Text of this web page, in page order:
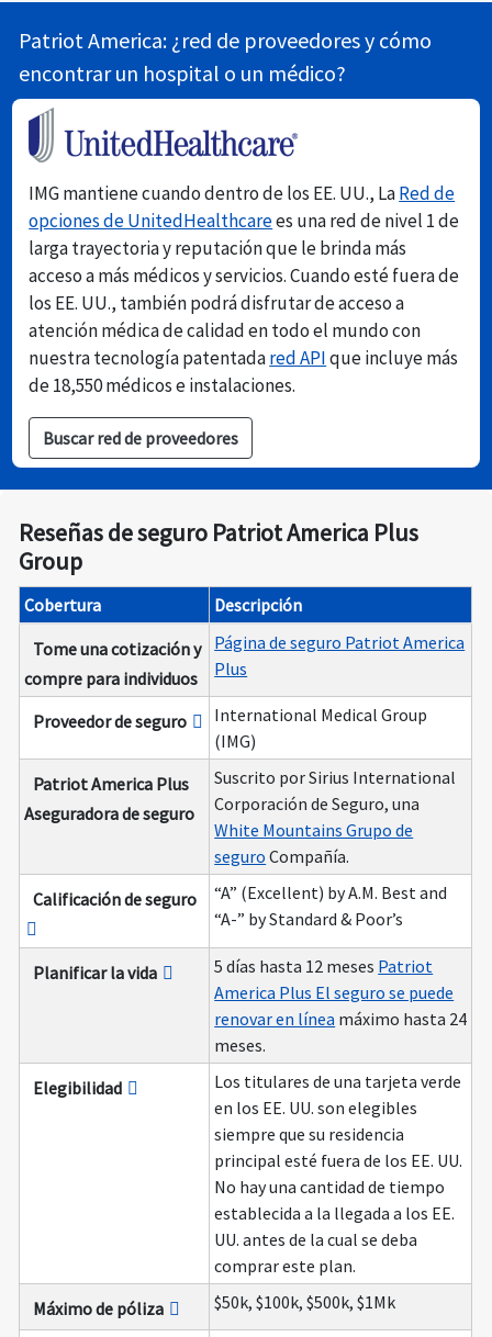
Patriot America: ¿red de proveedores y cómo
encontrar un hospital o un médico?
IMG mantiene cuando dentro de los EE. UU., LaRed de
opciones de UnitedHealthcarees una red de nivel 1 de
larga trayectoria y reputación que le brinda más
acceso a más médicos y servicios. Cuando esté fuera de
los EE. UU., también podrá disfrutar de acceso a
atención médica de calidad en todo el mundo con
nuestra tecnología patentadared APIque incluye más
de 18,550 médicos e instalaciones.
Buscar red de proveedores
Reseñas de seguro Patriot America Plus
Group
Cobertura
Descripción
Tome una cotización y
compre para individuos
Página de seguro Patriot America
Plus
Proveedor de seguro
International Medical Group
(IMG)
Patriot America Plus
Aseguradora de seguro
Suscrito por Sirius International
Corporación de Seguro, una
White Mountains Grupo de
seguro Compañía.
Calificación de seguro
“A” (Excellent) by A.M. Best and
“A-” by Standard & Poor’s
Planificar la vida 5 días hasta 12 meses Patriot
America Plus El seguro se puede
renovar en línea máximo hasta 24
meses.
Elegibilidad
Los titulares de una tarjeta verde
en los EE. UU. son elegibles
siempre que su residencia
principal esté fuera de los EE. UU.
No hay una cantidad de tiempo
establecida a la llegada a los EE.
UU. antes de la cual se deba
comprar este plan.
Máximo de póliza
$50k, $100k, $500k, $1Mk